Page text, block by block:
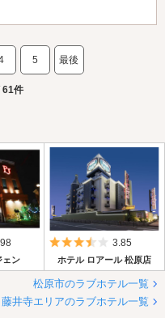
5 最後
61件
星のうち3.5
ェン
5つ星のうち
3.85
ホテル ロアール 松原店
松原市のラブホテル一覧
井寺エリアのラブホテル一覧